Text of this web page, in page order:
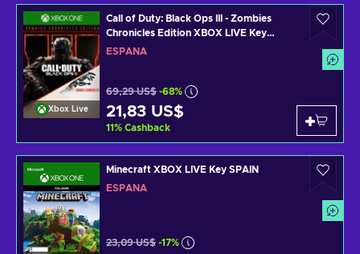
Xbox Live
Call of Duty: Black Ops III - Zombies
Chronicles Edition XBOX LIVE Key
SPAIN
ESPAÑA
69,29 US$ -68%
21,83 US$
11% Cashback
Minecraft XBOX LIVE Key SPAIN
ESPAÑA
23,09 US$ -17%